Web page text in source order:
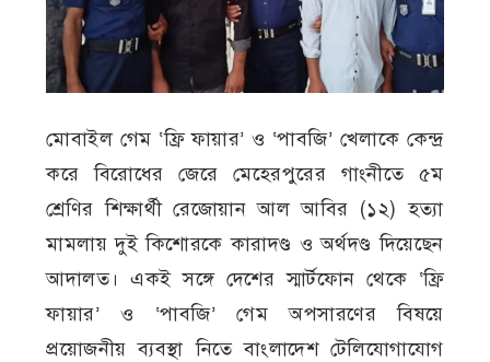
মোবাইল গেম ‘ফ্রি ফায়ার’ ও ‘পাবজি’ খেলাকে কেন্দ্র
করে বিরোধের জেরে মেহেরপুরের গাংনীতে ৫ম
শ্রেণির শিক্ষার্থী রেজোয়ান আল আবির (১২) হত্যা
মামলায় দুই কিশোরকে কারাদণ্ড ও অর্থদণ্ড দিয়েছেন
আদালত। একই সঙ্গে দেশের স্মার্টফোন থেকে ‘ফ্রি
ফায়ার’ ও ‘পাবজি’ গেম অপসারণের বিষয়ে
প্রয়োজনীয় ব্যবস্থা নিতে বাংলাদেশ টেলিযোগাযোগ